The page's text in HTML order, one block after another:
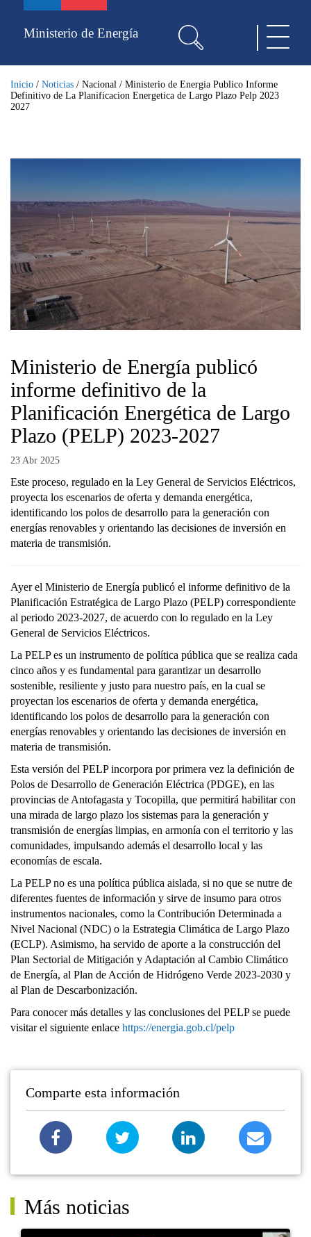
contenidoMinisterio de Energía
Inicio / Noticias / Nacional / Ministerio de Energia Publico Informe
Definitivo de La Planificacion Energetica de Largo Plazo Pelp 2023
2027
Ministerio de Energía publicó
informe definitivo de la
Planificación Energética de Largo
Plazo (PELP) 2023-2027
23 Abr 2025
Este proceso, regulado en la Ley General de Servicios Eléctricos,
proyecta los escenarios de oferta y demanda energética,
identificando los polos de desarrollo para la generación con
energías renovables y orientando las decisiones de inversión en
materia de transmisión.
Ayer el Ministerio de Energía publicó el informe definitivo de la
Planificación Estratégica de Largo Plazo (PELP) correspondiente
al periodo 2023-2027, de acuerdo con lo regulado en la Ley
General de Servicios Eléctricos.
La PELP es un instrumento de política pública que se realiza cada
cinco años y es fundamental para garantizar un desarrollo
sostenible, resiliente y justo para nuestro país, en la cual se
proyectan los escenarios de oferta y demanda energética,
identificando los polos de desarrollo para la generación con
energías renovables y orientando las decisiones de inversión en
materia de transmisión.
Esta versión del PELP incorpora por primera vez la definición de
Polos de Desarrollo de Generación Eléctrica (PDGE), en las
provincias de Antofagasta y Tocopilla, que permitirá habilitar con
una mirada de largo plazo los sistemas para la generación y
transmisión de energías limpias, en armonía con el territorio y las
comunidades, impulsando además el desarrollo local y las
economías de escala.
La PELP no es una política pública aislada, si no que se nutre de
diferentes fuentes de información y sirve de insumo para otros
instrumentos nacionales, como la Contribución Determinada a
Nivel Nacional (NDC) o la Estrategia Climática de Largo Plazo
(ECLP). Asimismo, ha servido de aporte a la construcción del
Plan Sectorial de Mitigación y Adaptación al Cambio Climático
de Energía, al Plan de Acción de Hidrógeno Verde 2023-2030 y
al Plan de Descarbonización.
Para conocer más detalles y las conclusiones del PELP se puede
visitar el siguiente enlace https://energia.gob.cl/pelp
Comparte esta información
Más noticias